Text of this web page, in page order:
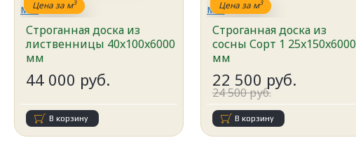
Цена за м3
Строганная доска из
лиственницы 40x100x6000
мм
44 000 руб.
В корзину
Цена за м3
Строганная доска из
сосны Сорт 1 25x150x6000
мм
22 500 руб.
24 500 руб.
В корзину